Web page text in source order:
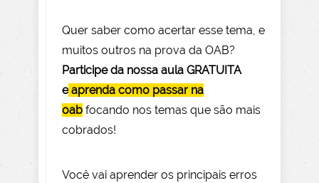
Quer saber como acertar esse tema, e
muitos outros na prova da OAB?
Participe da nossa aula GRATUITA
e aprenda como passar na
oab focando nos temas que são mais
cobrados!
Você vai aprender os principais erros